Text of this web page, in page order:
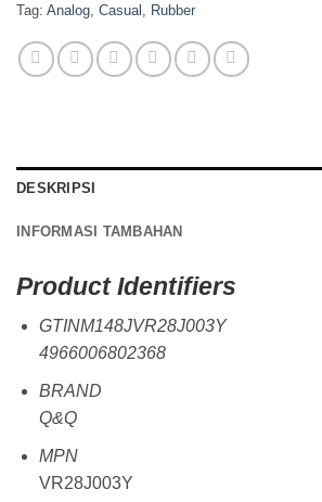
Tag: Analog Casual Rubber
DESKRIPSI
INFORMASI TAMBAHAN
Product Identifiers
GTINM148JVR28J003Y
4966006802368
BRAND
Q&Q
MPN
VR28J003Y